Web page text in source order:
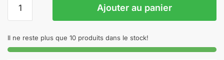
CRÈME
RÉNOVATRICE
Ajouter au panier
Il ne reste plus que 10 produits dans le stock!